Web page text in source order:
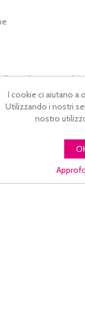
e
normative
geografica)
in uscita: -27
da un tono
I cookie ci aiutano a
Utilizzando i nostri
nostro